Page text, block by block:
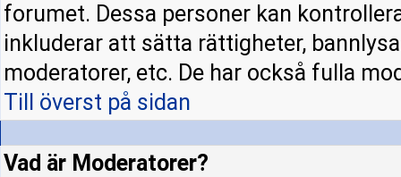
forumet. Dessa personer kan
inkluderar att sätta rättigheter,
moderatorer, etc. De har också fulla
Till överst på sidan
Vad är Moderatorer?